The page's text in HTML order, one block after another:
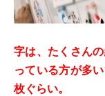
字は、たくさん
っている方が多
枚ぐらい。